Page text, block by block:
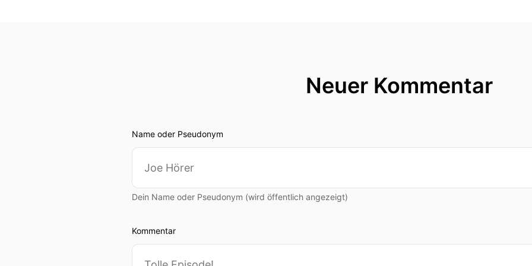
00:01:13: Was genau machst Du denn beim Krankenhausbesuchsdienst des
00:01:30: auch verschiedene Abteilungen Also die Frühchenscheuen, die
die Dialysestation, dann die Kinderkliniken auf der neunten Etage im
00:01:49: Wow!
Neuer Kommentar
Name oder Pseudonym
Dein Name oder Pseudonym (wird öffentlich angezeigt)
Kommentar